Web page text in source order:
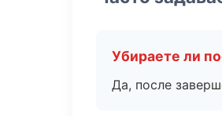
Убираете ли
Да, после